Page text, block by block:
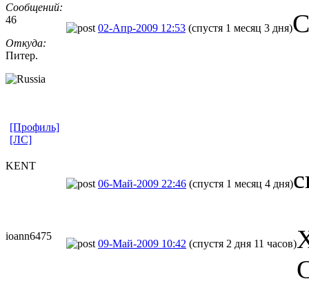
Сообщений:
46
Откуда:
Питер.
02-Апр-2009 12:53 (спустя 1 месяц 3 дня)
[Профиль]
[ЛС]
KENT
06-Май-2009 22:46 (спустя 1 месяц 4 дня)
ioann6475
09-Май-2009 10:42 (спустя 2 дня 11 часов)